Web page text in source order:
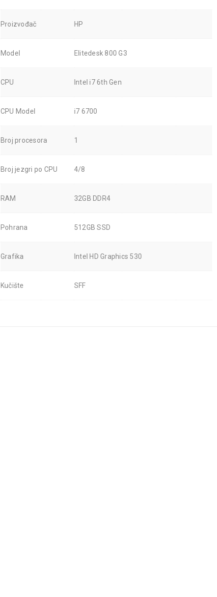
Proizvođač HP
Model Elitedesk 800 G3
CPU Intel i7 6th Gen
CPU Model i7 6700
Broj procesora 1
Broj jezgri po CPU 4/8
RAM 32GB DDR4
Pohrana 512GB SSD
Grafika Intel HD Graphics 530
Kučište SFF